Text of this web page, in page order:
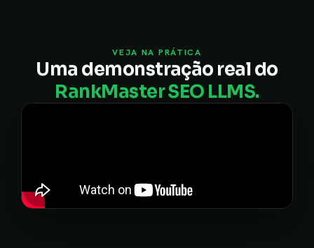
VEJA NA PRÁTICA
Uma demonstração real do
RankMaster SEO LLMS.